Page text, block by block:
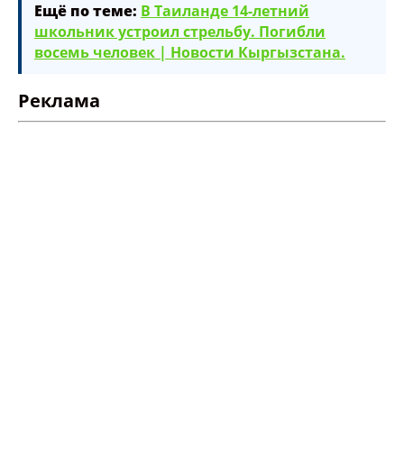
Ещё по теме: В Таиланде 14-летний
школьник устроил стрельбу. Погибли
восемь человек | Новости Кыргызстана.
Реклама